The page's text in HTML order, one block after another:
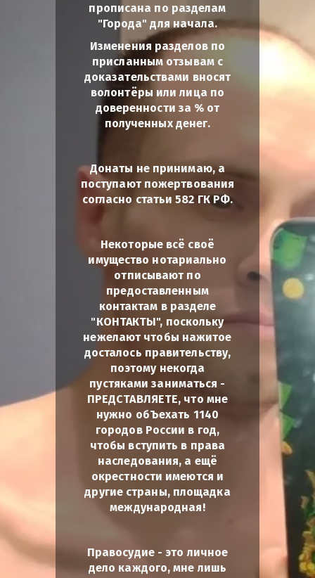
прописана по разделам
"Города" для начала.
Изменения разделов по
присланным отзывам с
доказательствами вносят
волонтёры или лица по
доверенности за % от
полученных денег.
Донаты не принимаю, а
поступают пожертвования
согласно статьи 582 ГК РФ.
Некоторые всё своё
имущество нотариально
отписывают по
предоставленным
контактам в разделе
"КОНТАКТЫ", поскольку
нежелают чтобы нажитое
досталось правительству,
поэтому некогда
пустяками заниматься -
ПРЕДСТАВЛЯЕТЕ, что мне
нужно обЪехать 1140
городов России в год,
чтобы вступить в права
наследования, а ещё
окрестности имеются и
другие страны, площадка
международная!
Правосудие - это личное
дело каждого, мне лишь